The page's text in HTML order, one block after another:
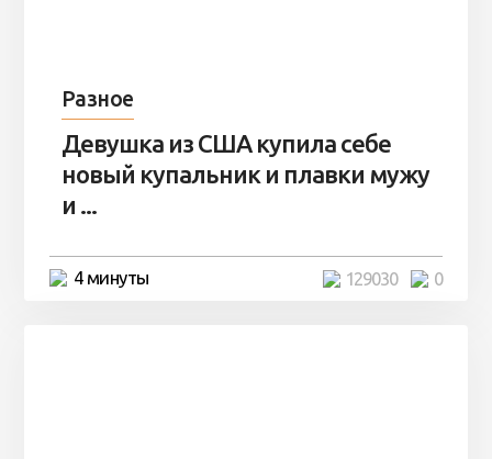
Разное
Девушка из США купила себе
новый купальник и плавки мужу
и ...
4 минуты 0
129030